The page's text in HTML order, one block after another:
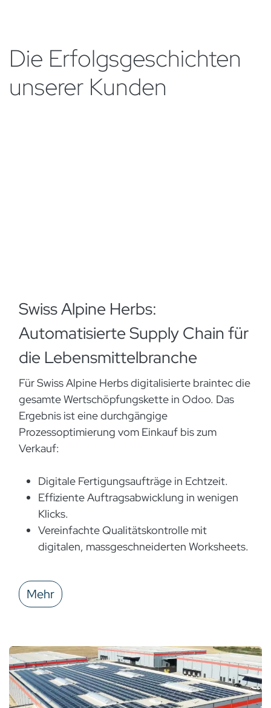
Die Erfolgsgeschichten
unserer Kunden
Swiss Alpine Herbs:
Automatisierte Supply Chain für
die Lebensmittelbranche
Für Swiss Alpine Herbs digitalisierte braintec die
gesamte Wertschöpfungskette in Odoo. Das
Ergebnis ist eine durchgängige
Prozessoptimierung vom Einkauf bis zum
Verkauf:
Digitale Fertigungsaufträge in Echtzeit.
Effiziente Auftragsabwicklung in wenigen
Klicks.
Vereinfachte Qualitätskontrolle mit
digitalen, massgeschneiderten Worksheets.
Mehr